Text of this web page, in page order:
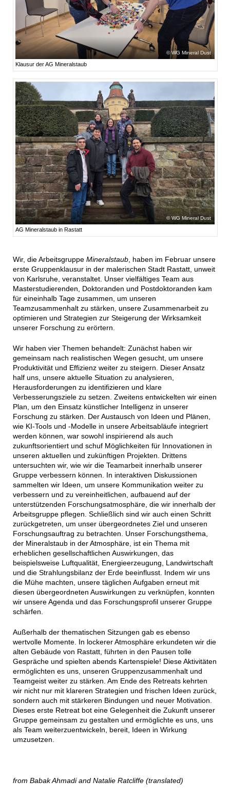
WG Mineral Dust
Klausur der AG Mineralstaub
WG Mineral Dust
AG Mineralstaub in Rastatt
Wir, die Arbeitsgruppe Mineralstaub, haben im Februar unsere
erste Gruppenklausur in der malerischen Stadt Rastatt, unweit
von Karlsruhe, veranstaltet. Unser vielfältiges Team aus
Masterstudierenden, Doktoranden und Postdoktoranden kam
für eineinhalb Tage zusammen, um unseren
Teamzusammenhalt zu stärken, unsere Zusammenarbeit zu
optimieren und Strategien zur Steigerung der Wirksamkeit
unserer Forschung zu erörtern.
Wir haben vier Themen behandelt: Zunächst haben wir
gemeinsam nach realistischen Wegen gesucht, um unsere
Produktivität und Effizienz weiter zu steigern. Dieser Ansatz
half uns, unsere aktuelle Situation zu analysieren,
Herausforderungen zu identifizieren und klare
Verbesserungsziele zu setzen. Zweitens entwickelten wir einen
Plan, um den Einsatz künstlicher Intelligenz in unserer
Forschung zu stärken. Der Austausch von Ideen und Plänen,
wie KI-Tools und -Modelle in unsere Arbeitsabläufe integriert
werden können, war sowohl inspirierend als auch
zukunftsorientiert und schuf Möglichkeiten für Innovationen in
unseren aktuellen und zukünftigen Projekten. Drittens
untersuchten wir, wie wir die Teamarbeit innerhalb unserer
Gruppe verbessern können. In interaktiven Diskussionen
sammelten wir Ideen, um unsere Kommunikation weiter zu
verbessern und zu vereinheitlichen, aufbauend auf der
unterstützenden Forschungsatmosphäre, die wir innerhalb der
Arbeitsgruppe pflegen. Schließlich sind wir auch einen Schritt
zurückgetreten, um unser übergeordnetes Ziel und unseren
Forschungsauftrag zu betrachten. Unser Forschungsthema,
der Mineralstaub in der Atmosphäre, ist ein Thema mit
erheblichen gesellschaftlichen Auswirkungen, das
beispielsweise Luftqualität, Energieerzeugung, Landwirtschaft
und die Strahlungsbilanz der Erde beeinflusst. Indem wir uns
die Mühe machten, unsere täglichen Aufgaben erneut mit
diesen übergeordneten Auswirkungen zu verknüpfen, konnten
wir unsere Agenda und das Forschungsprofil unserer Gruppe
schärfen.
Außerhalb der thematischen Sitzungen gab es ebenso
wertvolle Momente. In lockerer Atmosphäre erkundeten wir die
alten Gebäude von Rastatt, führten in den Pausen tolle
Gespräche und spielten abends Kartenspiele! Diese Aktivitäten
ermöglichten es uns, unseren Gruppenzusammenhalt und
Teamgeist weiter zu stärken. Am Ende des Retreats kehrten
wir nicht nur mit klareren Strategien und frischen Ideen zurück,
sondern auch mit stärkeren Bindungen und neuer Motivation.
Dieses erste Retreat bot eine Gelegenheit die Zukunft unserer
Gruppe gemeinsam zu gestalten und ermöglichte es uns, uns
als Team weiterzuentwickeln, bereit, Ideen in Wirkung
umzusetzen.
from Babak Ahmadi and Natalie Ratcliffe (translated)